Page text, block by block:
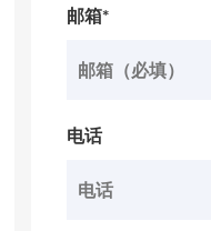
邮箱*
电话